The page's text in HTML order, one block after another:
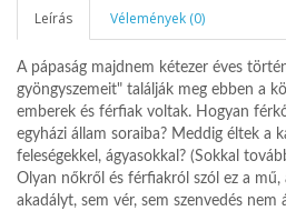
Leírás Vélemények (0)
A pápaság majdnem kétezer éves
gyöngyszemeit" találják meg ebben a
emberek és férfiak voltak. Hogyan
egyházi állam soraiba? Meddig éltek a
feleségekkel, ágyasokkal? (Sokkal
Olyan nőkről és férfiakról szól ez a mű,
akadályt, sem vér, sem szenvedés